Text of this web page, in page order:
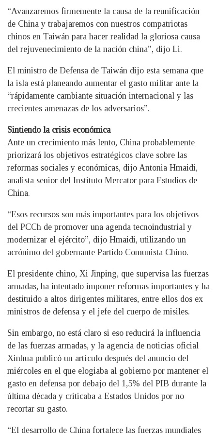
“Avanzaremos firmemente la causa de la reunificación
de China y trabajaremos con nuestros compatriotas
chinos en Taiwán para hacer realidad la gloriosa causa
del rejuvenecimiento de la nación china”, dijo Li.
El ministro de Defensa de Taiwán dijo esta semana que
la isla está planeando aumentar el gasto militar ante la
“rápidamente cambiante situación internacional y las
crecientes amenazas de los adversarios”.
Sintiendo la crisis económica
Ante un crecimiento más lento, China probablemente
priorizará los objetivos estratégicos clave sobre las
reformas sociales y económicas, dijo Antonia Hmaidi,
analista senior del Instituto Mercator para Estudios de
China.
“Esos recursos son más importantes para los objetivos
del PCCh de promover una agenda tecnoindustrial y
modernizar el ejército”, dijo Hmaidi, utilizando un
acrónimo del gobernante Partido Comunista Chino.
El presidente chino, Xi Jinping, que supervisa las fuerzas
armadas, ha intentado imponer reformas importantes y ha
destituido a altos dirigentes militares, entre ellos dos ex
ministros de defensa y el jefe del cuerpo de misiles.
Sin embargo, no está claro si eso reducirá la influencia
de las fuerzas armadas, y la agencia de noticias oficial
Xinhua publicó un artículo después del anuncio del
miércoles en el que elogiaba al gobierno por mantener el
gasto en defensa por debajo del 1,5% del PIB durante la
última década y criticaba a Estados Unidos por no
recortar su gasto.
“El desarrollo de China fortalece las fuerzas mundiales